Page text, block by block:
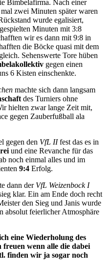
Bimbelafirma. Nach einer
zwei Minuten später waren
wurde egalisiert,
Minuten mit 3:8
wir es dann mit 9:8 in
die Böcke quasi mit dem
Sehenswerte Tore hüben
gegen einen
6 Kisten einschenkte.
machte sich dann langsam
des Turniers ohne
hielten zwar lange Zeit mit,
gegen Zauberfußball ala
gegen den VfL IIfest das es in
und eine Revanche für das
noch einmal alles und im
9:4Erfolg.
dann der VfL Weizenbock I
klar. Ein am Ende doch recht
den Sieg und Janis wurde
absolut feierlicher Atmosphäre
eine Wiederholung des
freuen wenn alle die dabei
finden wir ja sogar noch